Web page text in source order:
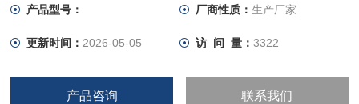
产品型号：
厂商性质： 生产厂家
更新时间： 2026-05-05 访 问 量： 3322
产品咨询 联系我们